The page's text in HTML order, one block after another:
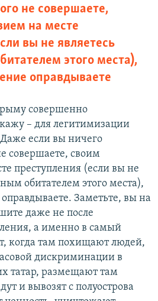
не совершаете,
на месте
вы не являетесь
этого места),
оправдываете
совершенно
– для легитимизации
если вы ничего
совершаете, своим
преступления (если вы не
обитателем этого места),
Заметьте, вы на
даже не после
а именно в самый
когда там похищают людей,
дискриминации в
татар, размещают там
и вывозят с полуострова